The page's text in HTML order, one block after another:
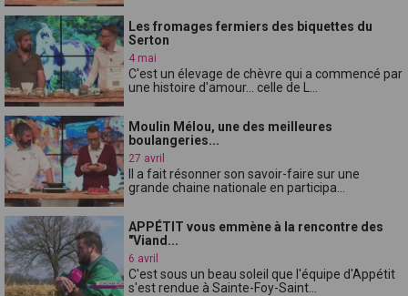
Les fromages fermiers des biquettes du
Serton
4 mai
C'est un élevage de chèvre qui a commencé par
une histoire d'amour... celle de L...
Moulin Mélou, une des meilleures
boulangeries...
27 avril
Il a fait résonner son savoir-faire sur une
grande chaine nationale en participa...
APPÉTIT vous emmène à la rencontre des
"Viand...
6 avril
C'est sous un beau soleil que l'équipe d'Appétit
s'est rendue à Sainte-Foy-Saint...